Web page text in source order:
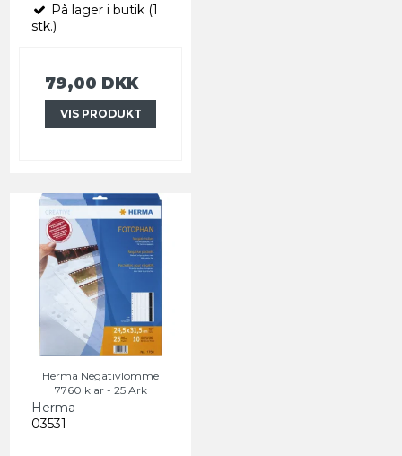
På lager i butik (1
stk.)
79,00 DKK
VIS PRODUKT
Herma Negativlomme
7760 klar - 25 Ark
Herma
03531